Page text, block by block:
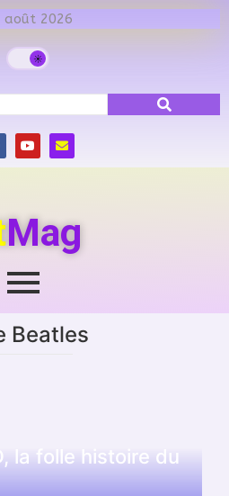
août 2026
Mag
Beatles
la folle histoire du